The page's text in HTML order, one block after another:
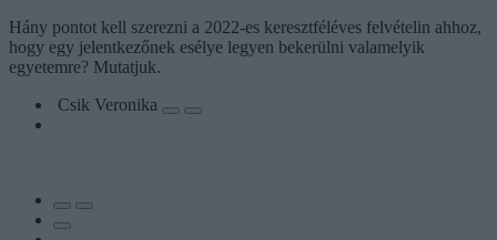
Hány pontot kell szerezni a 2022-es keresztféléves felvételin ahhoz,
hogy egy jelentkezőnek esélye legyen bekerülni valamelyik
egyetemre? Mutatjuk.
Csik Veronika